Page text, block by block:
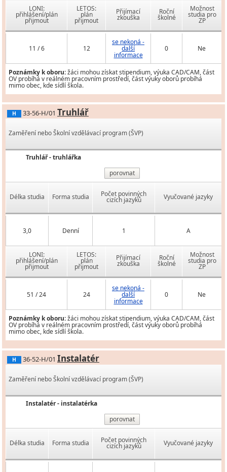
LONI:
přihlášení/plán
přijmout
LETOS:
plán
přijmout
Přijímací
zkouška
Roční
školné
Možnost
studia pro
ZP
11 / 6 12
se nekoná -
další
informace
0 Ne
Poznámky k oboru:žáci mohou získat stipendium, výuka CAD/CAM, část
OV probíhá v reálném pracovním prostředí, část výuky oborů probíhá
mimo obec, kde sídlí škola.
H 33-56-H/01 Truhlář
Zaměření nebo Školní vzdělávací program (ŠVP)
Truhlář - truhlářka
porovnat
Délka studia Forma studia Počet povinných
cizích jazyků Vyučované jazyky
3,0 Denní 1 A
LONI:
přihlášení/plán
přijmout
LETOS:
plán
přijmout
Přijímací
zkouška
Roční
školné
Možnost
studia pro
ZP
51 / 24 24
se nekoná -
další
informace
0 Ne
Poznámky k oboru:žáci mohou získat stipendium, výuka CAD/CAM, část
OV probíhá v reálném pracovním prostředí, část výuky oborů probíhá
mimo obec, kde sídlí škola.
H 36-52-H/01 Instalatér
Zaměření nebo Školní vzdělávací program (ŠVP)
Instalatér - instalatérka
porovnat
Délka studia Forma studia Počet povinných
cizích jazyků Vyučované jazyky